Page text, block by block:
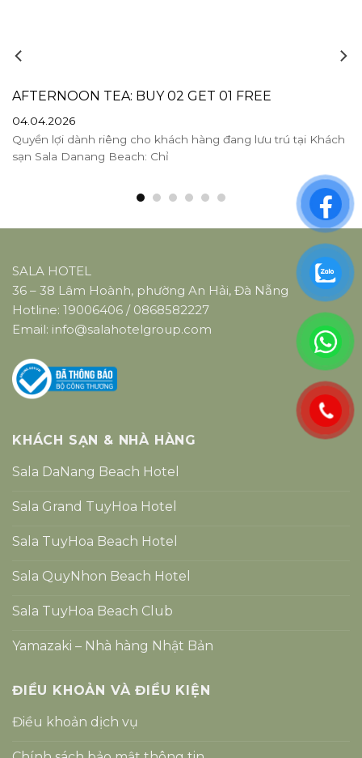
AFTERNOON TEA: BUY 02 GET 01 FREE
04.04.2026
Quyền lợi dành riêng cho khách hàng đang lưu trú tại Khách
sạn Sala Danang Beach: Chỉ
SALA HOTEL
36 – 38 Lâm Hoành, phường An Hải, Đà Nẵng
Hotline: 19006406 / 0868582227
Email: info@salahotelgroup.com
KHÁCH SẠN & NHÀ HÀNG
Sala DaNang Beach Hotel
Sala Grand TuyHoa Hotel
Sala TuyHoa Beach Hotel
Sala QuyNhon Beach Hotel
Sala TuyHoa Beach Club
Yamazaki – Nhà hàng Nhật Bản
ĐIỀU KHOẢN VÀ ĐIỀU KIỆN
Điều khoản dịch vụ